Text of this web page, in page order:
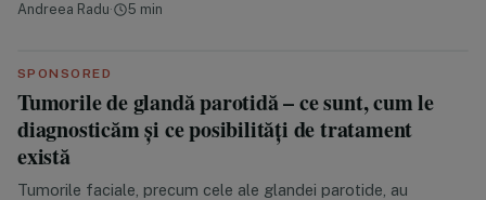
Andreea Radu· 5 min
SPONSORED
Tumorile de glandă parotidă – ce sunt, cum le
diagnosticăm și ce posibilități de tratament
există
Tumorile faciale, precum cele ale glandei parotide, au